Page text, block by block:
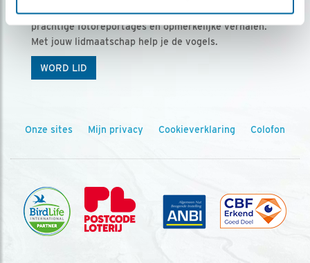
Vogels is het tijdschrift voor onze leden, met
prachtige fotoreportages en opmerkelijke verhalen.
Met jouw lidmaatschap help je de vogels.
WORD LID
Onze sites Mijn privacy Cookieverklaring Colofon